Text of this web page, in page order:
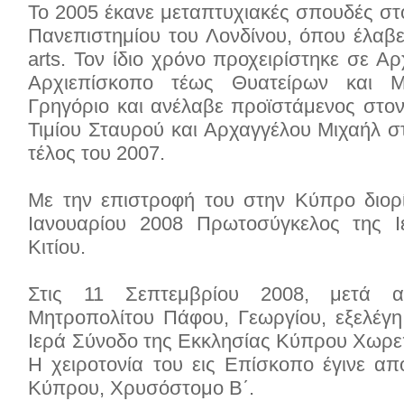
Το 2005 έκανε μεταπτυχιακές σπουδές
Πανεπιστημίου του Λονδίνου, όπου
arts. Τον ίδιο χρόνο προχειρίστηκε σε
Αρχιεπίσκοπο τέως Θυατείρων και
Γρηγόριο και ανέλαβε προϊστάμενος
Τιμίου Σταυρού και Αρχαγγέλου Μιχαήλ
τέλος του 2007.
Με την επιστροφή του στην Κύπρο
Ιανουαρίου 2008 Πρωτοσύγκελος της
Κιτίου.
Στις 11 Σεπτεμβρίου 2008, μετά
Μητροπολίτου Πάφου, Γεωργίου,
Ιερά Σύνοδο της Εκκλησίας Κύπρου
Η χειροτονία του εις Επίσκοπο έγινε
Κύπρου, Χρυσόστομο Β΄.